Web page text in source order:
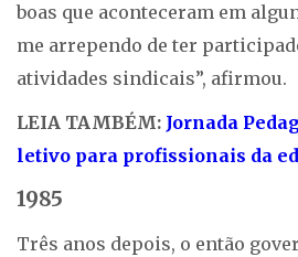
boas que aconteceram em
me arrependo de ter
atividades sindicais”, afirmou.
LEIA TAMBÉM: Jornada
letivo para profissionais da
1985
Três anos depois, o então